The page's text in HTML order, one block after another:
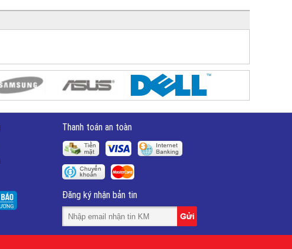
Thanh toán an toàn
Đăng ký nhận bản tin